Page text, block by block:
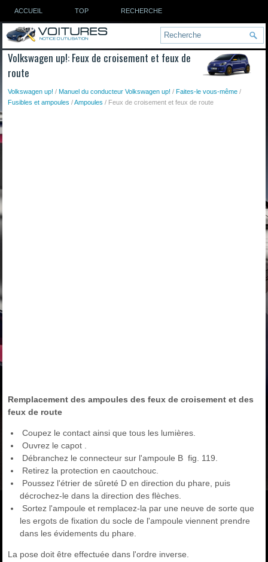
ACCUEIL TOP RECHERCHE
Volkswagen up!: Feux de croisement et feux de
route
Volkswagen up! /Manuel du conducteur Volkswagen up! /Faites-le vous-même /
Fusibles et ampoules /Ampoules / Feux de croisement et feux de route
Remplacement des ampoules des feux de croisement et des
feux de route
Coupez le contact ainsi que tous les lumières.
Ouvrez le capot .
Débranchez le connecteur sur l'ampoule B fig. 119.
Retirez la protection en caoutchouc.
Poussez l'étrier de sûreté D en direction du phare, puis
décrochez-le dans la direction des flèches.
Sortez l'ampoule et remplacez-la par une neuve de sorte que
les ergots de fixation du socle de l'ampoule viennent prendre
dans les évidements du phare.
La pose doit être effectuée dans l'ordre inverse.